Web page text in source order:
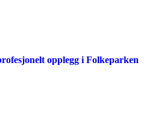
opplegg i Folkeparken